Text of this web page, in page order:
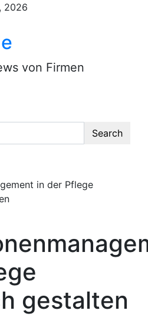
2026
von Firmen
Search
in der Pflege
gestalten